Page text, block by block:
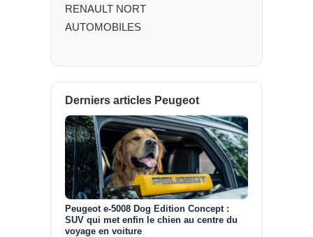
RENAULT NORT
AUTOMOBILES
Derniers articles Peugeot
Peugeot e-5008 Dog Edition Concept :
SUV qui met enfin le chien au centre du
voyage en voiture